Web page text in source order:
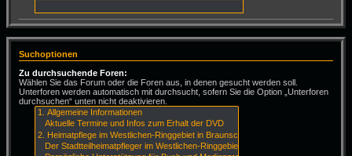
Suchoptionen
Zu durchsuchende Foren:
Wählen Sie das Forum oder die Foren aus, in denen gesucht werden soll.
Unterforen werden automatisch mit durchsucht, sofern Sie die Option „Unterforen
durchsuchen“ unten nicht deaktivieren.